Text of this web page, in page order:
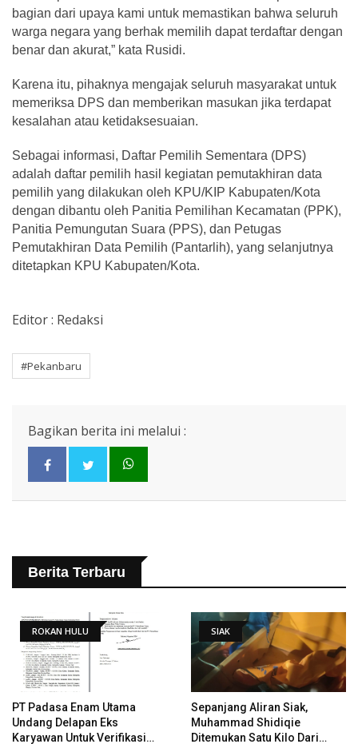
bagian dari upaya kami untuk memastikan bahwa seluruh
warga negara yang berhak memilih dapat terdaftar dengan
benar dan akurat,” kata Rusidi.
Karena itu, pihaknya mengajak seluruh masyarakat untuk
memeriksa DPS dan memberikan masukan jika terdapat
kesalahan atau ketidaksesuaian.
Sebagai informasi, Daftar Pemilih Sementara (DPS)
adalah daftar pemilih hasil kegiatan pemutakhiran data
pemilih yang dilakukan oleh KPU/KIP Kabupaten/Kota
dengan dibantu oleh Panitia Pemilihan Kecamatan (PPK),
Panitia Pemungutan Suara (PPS), dan Petugas
Pemutakhiran Data Pemilih (Pantarlih), yang selanjutnya
ditetapkan KPU Kabupaten/Kota.
Editor : Redaksi
#Pekanbaru
Bagikan berita ini melalui :
Berita Terbaru
ROKAN HULU
PT Padasa Enam Utama
Undang Delapan Eks
Karyawan Untuk Verifikasi
SIAK
Sepanjang Aliran Siak,
Muhammad Shidiqie
Ditemukan Satu Kilo Dari